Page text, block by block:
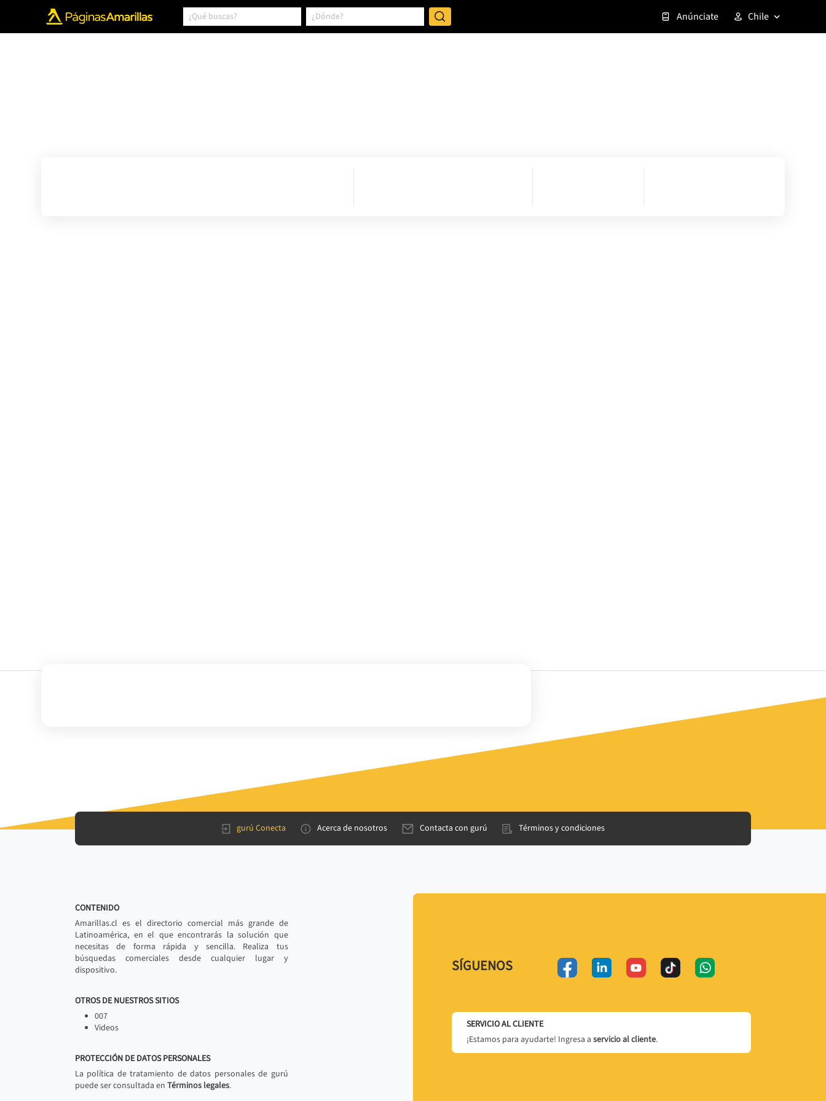
Anúnciate Chile
gurú Conecta Acerca de nosotros Contacta con gurú Términos y condiciones
CONTENIDO
Amarillas.cl es el directorio comercial más grande de
Latinoamérica, en el que encontrarás la solución que
necesitas de forma rápida y sencilla. Realiza tus
búsquedas comerciales desde cualquier lugar y
dispositivo.
OTROS DE NUESTROS SITIOS
007
Videos
PROTECCIÓN DE DATOS PERSONALES
La política de tratamiento de datos personales de gurú
puede ser consultada en Términos legales.
SÍGUENOS
SERVICIO AL CLIENTE
¡Estamos para ayudarte! Ingresa a servicio al cliente.